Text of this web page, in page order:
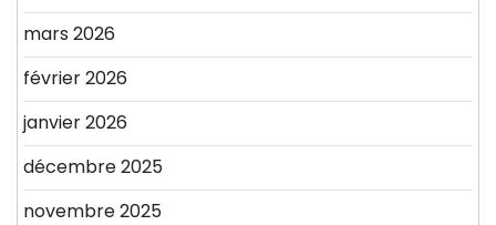
mars 2026
février 2026
janvier 2026
décembre 2025
novembre 2025